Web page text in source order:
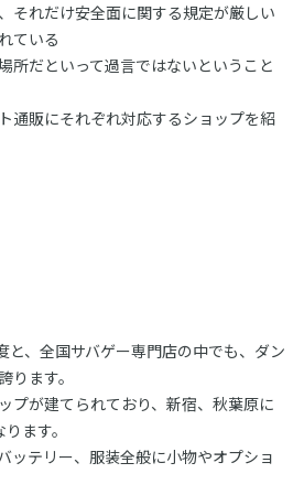
それだけ安全面に関する規定が厳しい
ている
所だといって過言ではないということ
通販にそれぞれ対応するショップを紹
と、全国サバゲー専門店の中でも、ダン
ります。
プが建てられており、新宿、秋葉原に
ます。
ッテリー、服装全般に小物やオプショ